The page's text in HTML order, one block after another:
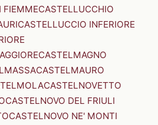
FIEMMECASTELLUCCHIO
CASTELLUCCIO INFERIORE
CASTELMAGNO
CASTELMAURO
CASTELNOVETTO
CASTELNOVO DEL FRIULI
CASTELNOVO NE' MONTI